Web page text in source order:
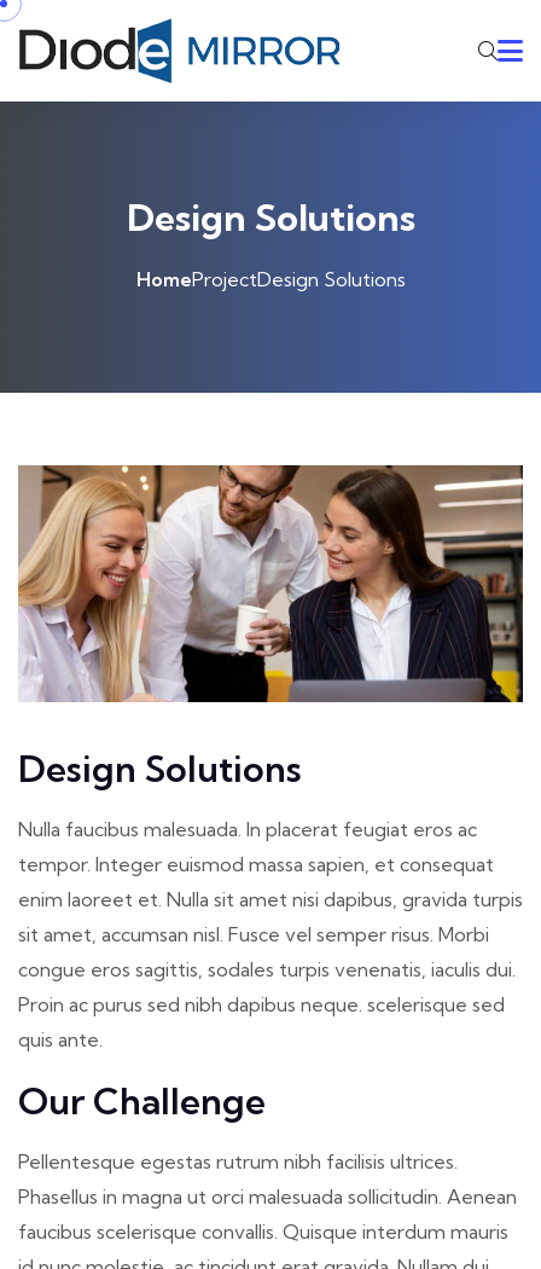
Design Solutions
HomeProjectDesign Solutions
Design Solutions
Nulla faucibus malesuada. In placerat feugiat eros ac
tempor. Integer euismod massa sapien, et consequat
enim laoreet et. Nulla sit amet nisi dapibus, gravida turpis
sit amet, accumsan nisl. Fusce vel semper risus. Morbi
congue eros sagittis, sodales turpis venenatis, iaculis dui.
Proin ac purus sed nibh dapibus neque. scelerisque sed
quis ante.
Our Challenge
Pellentesque egestas rutrum nibh facilisis ultrices.
Phasellus in magna ut orci malesuada sollicitudin. Aenean
faucibus scelerisque convallis. Quisque interdum mauris